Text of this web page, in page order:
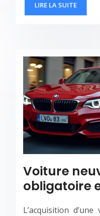
LIRE LA SUITE
Voiture
obligatoire
L’acquisition